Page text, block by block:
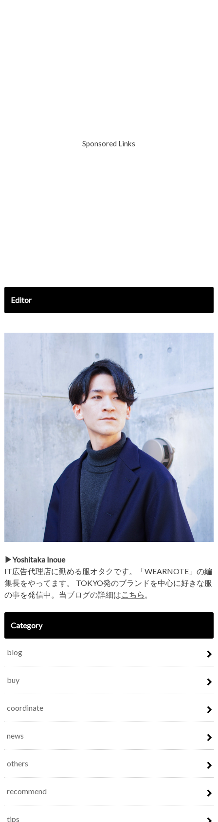
Sponsored Links
Editor
▶︎Yoshitaka Inoue
IT広告代理店に勤める服オタクです。「WEARNOTE」の編
集長をやってます。 TOKYO発のブランドを中心に好きな服
の事を発信中。当ブログの詳細はこちら 。
Category
blog
buy
coordinate
news
others
recommend
tips